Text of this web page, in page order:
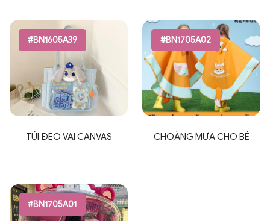
#BN1605A39
TÚI ĐEO VAI CANVAS
#BN1705A02
CHOÀNG MƯA CHO BÉ
#BN1705A01